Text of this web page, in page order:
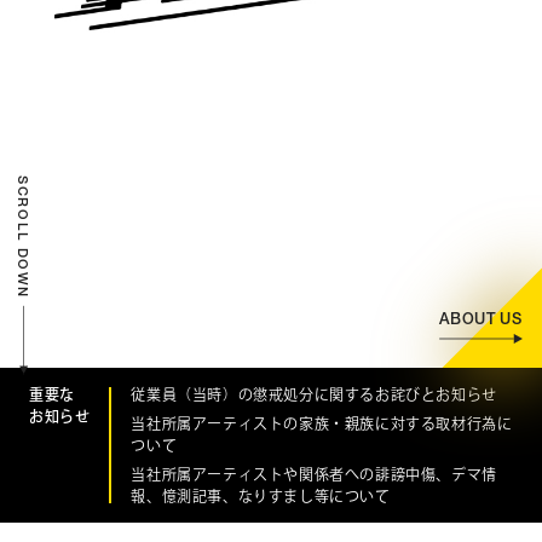
SCROLL DOWN
ABOUT US
重要な
お知らせ
従業員（当時）の懲戒処分に関するお詫びとお知らせ
当社所属アーティストの家族・親族に対する取材行為に
ついて
当社所属アーティストや関係者への誹謗中傷、デマ情
報、憶測記事、なりすまし等について